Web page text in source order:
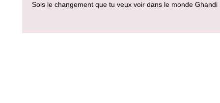
Sois le changement que tu veux voir dans le monde Ghandi